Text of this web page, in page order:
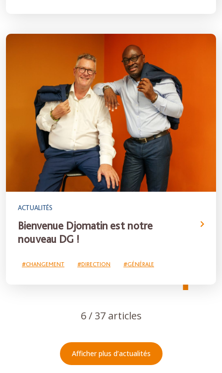
ACTUALITÉS
Bienvenue Djomatin est notre
nouveau DG !
#CHANGEMENT #DIRECTION #GÉNÉRALE
6/ 37 articles
Afficher plus d’actualités